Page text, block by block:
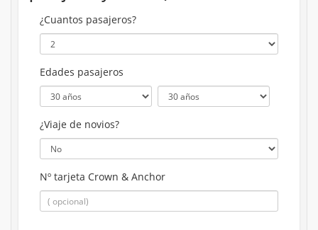
¿Cuantos pasajeros?
Edades pasajeros
¿Viaje de novios?
Nº tarjeta Crown & Anchor